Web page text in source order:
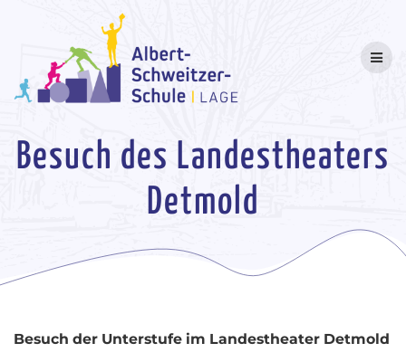
Besuch des Landestheaters
Detmold
Besuch der Unterstufe im Landestheater Detmold